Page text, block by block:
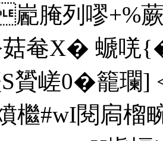
腌列嘐+%
奙X� 螔唴
贇嵯0�籠
檵#wI閱扄榴